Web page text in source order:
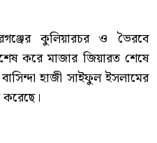
কুলিয়ারচর ও ভৈরবে
করে মাজার জিয়ারত শেষে
হাজী সাইফুল ইসলামের